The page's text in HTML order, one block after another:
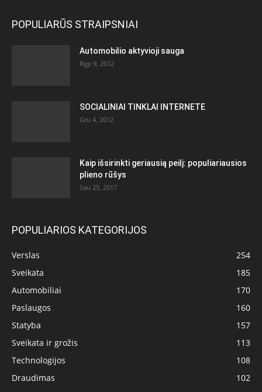
POPULIARŪS STRAIPSNIAI
Automobilio aktyvioji sauga
Rgp 9, 2012
SOCIALINIAI TINKLAI INTERNETE
Gru 4, 2012
Kaip išsirinkti geriausią peilį: populiariausios
plieno rūšys
Sau 25, 2017
POPULIARIOS KATEGORIJOS
Verslas
254
Sveikata
185
Automobiliai
170
Paslaugos
160
Statyba
157
Sveikata ir grožis
113
Technologijos
108
Draudimas
102